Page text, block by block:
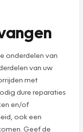
onderdelen van
van uw
met
dure reparaties
en/of
ook een
Geef de